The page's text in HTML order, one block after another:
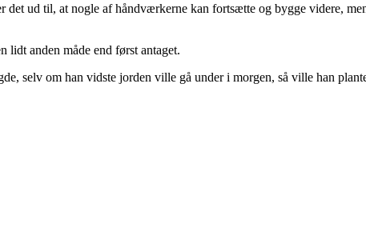
det ud til, at nogle af håndværkerne kan fortsætte og bygge videre,
lidt anden måde end først antaget.
selv om han vidste jorden ville gå under i morgen, så ville han